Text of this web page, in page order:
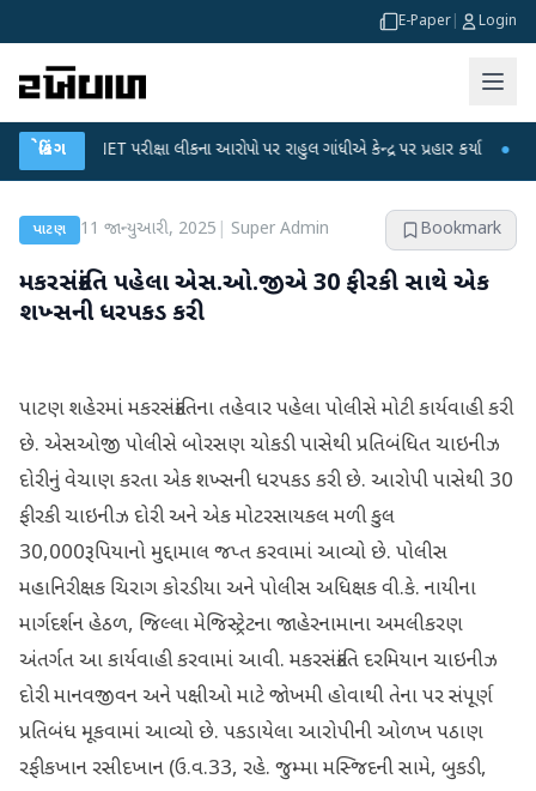
E-Paper Login
બ્રેકિંગ
UGC-NET પરીક્ષા લીકના આરોપો પર રાહુલ ગાંધીએ કેન્દ્ર પર પ્રહાર કર્યા ●
પાટણ 11 જાન્યુઆરી, 2025 Super Admin Bookmark
મકરસંક્રાંતિ પહેલા એસ.ઓ.જીએ 30 ફીરકી સાથે એક
શખ્સની ધરપકડ કરી
પાટણ શહેરમાં મકરસંક્રાંતિના તહેવાર પહેલા પોલીસે મોટી કાર્યવાહી કરી
છે. એસઓજી પોલીસે બોરસણ ચોકડી પાસેથી પ્રતિબંધિત ચાઇનીઝ
દોરીનું વેચાણ કરતા એક શખ્સની ધરપકડ કરી છે. આરોપી પાસેથી 30
ફીરકી ચાઇનીઝ દોરી અને એક મોટરસાયકલ મળી કુલ
30,000રૂપિયાનો મુદ્દામાલ જપ્ત કરવામાં આવ્યો છે. પોલીસ
મહાનિરીક્ષક ચિરાગ કોરડીયા અને પોલીસ અધિક્ષક વી.કે. નાયીના
માર્ગદર્શન હેઠળ, જિલ્લા મેજિસ્ટ્રેટના જાહેરનામાના અમલીકરણ
અંતર્ગત આ કાર્યવાહી કરવામાં આવી. મકરસંક્રાંતિ દરમિયાન ચાઇનીઝ
દોરી માનવજીવન અને પક્ષીઓ માટે જોખમી હોવાથી તેના પર સંપૂર્ણ
પ્રતિબંધ મૂકવામાં આવ્યો છે. પકડાયેલા આરોપીની ઓળખ પઠાણ
રફીકખાન રસીદખાન (ઉ.વ.33, રહે. જુમ્મા મસ્જિદની સામે, બુકડી,